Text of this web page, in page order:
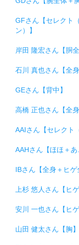
GFさん【セレクト
ン）】
岸田 隆宏さん【胴全
石川 真也さん【全
GEさん【背中】
高橋 正也さん【全身
AAIさん【セレクト
AAHさん【ほほ＋あ
IBさん【全身＋ヒゲ
上杉 悠人さん【ヒゲ
安川 一也さん【ヒゲ
山田 健太さん【胸】